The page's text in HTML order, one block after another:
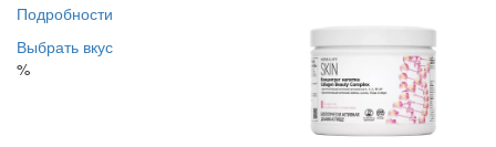
Подробности
Выбрать вкус
%